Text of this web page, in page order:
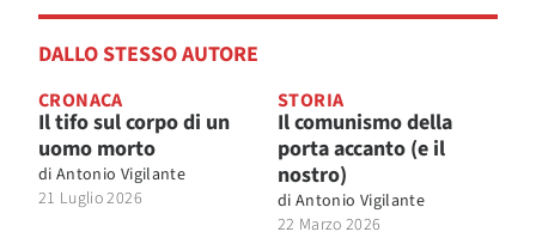
DALLO STESSO AUTORE
CRONACA
Il tifo sul corpo di un
uomo morto
di Antonio Vigilante
21 Luglio 2026
STORIA
Il comunismo della
porta accanto (e il
nostro)
di Antonio Vigilante
22 Marzo 2026